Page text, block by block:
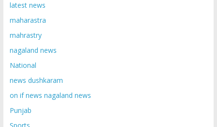
latest news
maharastra
mahrastry
nagaland news
National
news dushkaram
on if news nagaland news
Punjab